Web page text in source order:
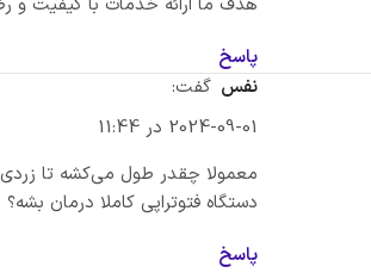
هدف ما ارائه خدمات با کیفیت
پاسخ
نفس گفت:
2024-09-01 در 11:44
معمولا چقدر طول می‌کشه تا زردی
دستگاه فتوتراپی کاملا درمان بشه؟
پاسخ